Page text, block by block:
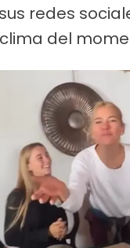
redes
del